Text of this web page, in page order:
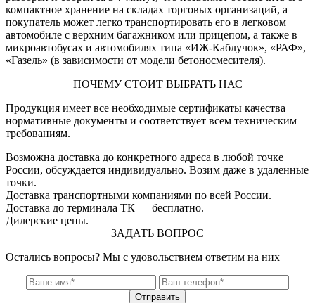
компактное хранение на складах торговых организаций, а
покупатель может легко транспортировать его в легковом
автомобиле с верхним багажником или прицепом, а также в
микроавтобусах и автомобилях типа «ИЖ-Каблучок», «РАФ»,
«Газель» (в зависимости от модели бетоносмесителя).
ПОЧЕМУ СТОИТ ВЫБРАТЬ НАС
Продукция имеет все необходимые сертификаты качества
нормативные документы и соответствует всем техническим
требованиям.
Возможна доставка до конкретного адреса в любой точке
России, обсуждается индивидуально. Возим даже в удаленные
точки.
Доставка транспортными компаниями по всей России.
Доставка до терминала ТК — бесплатно.
Дилерские цены.
ЗАДАТЬ ВОПРОС
Остались вопросы? Мы с удовольствием ответим на них
Отправить